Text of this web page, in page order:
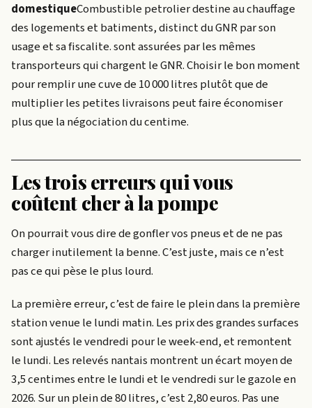
domestiqueCombustible petrolier destine au chauffage
des logements et batiments, distinct du GNR par son
usage et sa fiscalite.sont assurées par les mêmes
transporteurs qui chargent le GNR. Choisir le bon moment
pour remplir une cuve de 10 000 litres plutôt que de
multiplier les petites livraisons peut faire économiser
plus que la négociation du centime.
Les trois erreurs qui vous
coûtent cher à la pompe
On pourrait vous dire de gonfler vos pneus et de ne pas
charger inutilement la benne. C’est juste, mais ce n’est
pas ce qui pèse le plus lourd.
La première erreur, c’est de faire le plein dans la première
station venue le lundi matin. Les prix des grandes surfaces
sont ajustés le vendredi pour le week-end, et remontent
le lundi. Les relevés nantais montrent un écart moyen de
3,5 centimes entre le lundi et le vendredi sur le gazole en
2026. Sur un plein de 80 litres, c’est 2,80 euros. Pas une